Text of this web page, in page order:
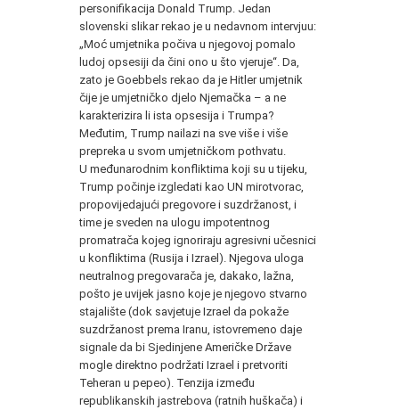
personifikacija Donald Trump. Jedan
slovenski slikar rekao je u nedavnom intervjuu:
„Moć umjetnika počiva u njegovoj pomalo
ludoj opsesiji da čini ono u što vjeruje“. Da,
zato je Goebbels rekao da je Hitler umjetnik
čije je umjetničko djelo Njemačka – a ne
karakterizira li ista opsesija i Trumpa?
Međutim, Trump nailazi na sve više i više
prepreka u svom umjetničkom pothvatu.
U međunarodnim konfliktima koji su u tijeku,
Trump počinje izgledati kao UN mirotvorac,
propovijedajući pregovore i suzdržanost, i
time je sveden na ulogu impotentnog
promatrača kojeg ignoriraju agresivni učesnici
u konfliktima (Rusija i Izrael). Njegova uloga
neutralnog pregovarača je, dakako, lažna,
pošto je uvijek jasno koje je njegovo stvarno
stajalište (dok savjetuje Izrael da pokaže
suzdržanost prema Iranu, istovremeno daje
signale da bi Sjedinjene Američke Države
mogle direktno podržati Izrael i pretvoriti
Teheran u pepeo). Tenzija između
republikanskih jastrebova (ratnih huškača) i